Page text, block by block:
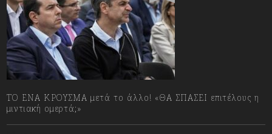
ΤΟ ΕΝΑ ΚΡΟΥΣΜΑ μετά το άλλο! «ΘΑ ΣΠΑΣΕΙ επιτέλους η
μιντιακή ομερτά;»